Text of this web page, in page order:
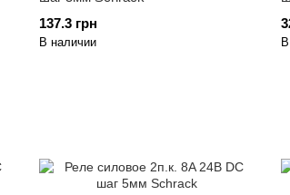
137.3 грн
В наличии